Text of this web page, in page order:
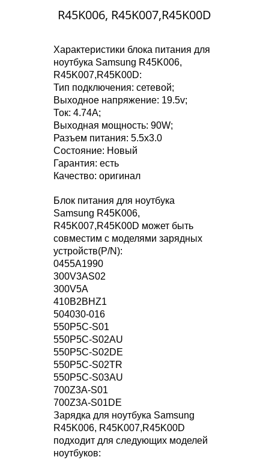
R45K006, R45K007,R45K00D
Характеристики блока питания для
ноутбука Samsung R45K006,
R45K007,R45K00D:
Тип подключения: сетевой;
Выходное напряжение: 19.5v;
Ток: 4.74A;
Выходная мощность: 90W;
Разъем питания: 5.5x3.0
Состояние: Новый
Гарантия: есть
Качество: оригинал
Блок питания для ноутбука
Samsung R45K006,
R45K007,R45K00D может быть
совместим с моделями зарядных
устройств(P/N):
0455A1990
300V3AS02
300V5A
410B2BHZ1
504030-016
550P5C-S01
550P5C-S02AU
550P5C-S02DE
550P5C-S02TR
550P5C-S03AU
700Z3A-S01
700Z3A-S01DE
Зарядка для ноутбука Samsung
R45K006, R45K007,R45K00D
подходит для следующих моделей
ноутбуков: